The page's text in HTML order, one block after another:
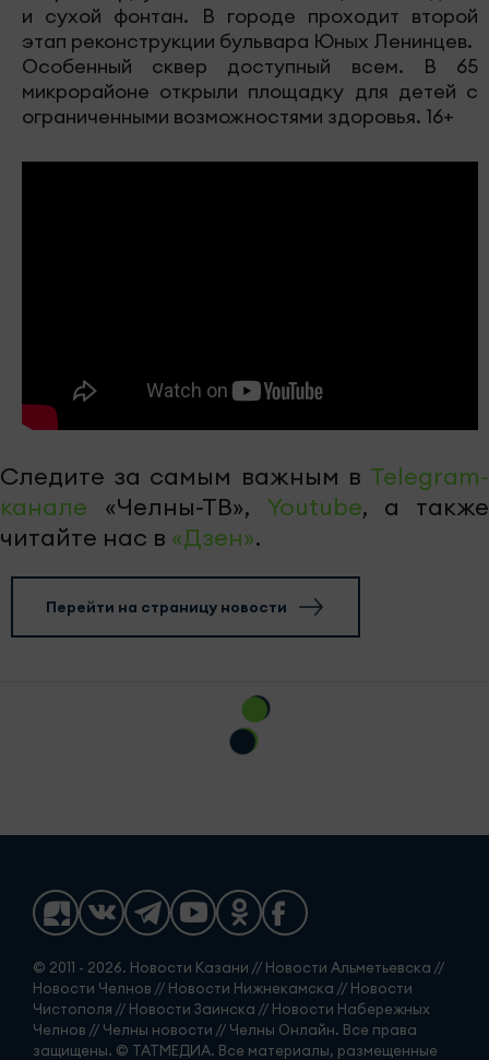
и сухой фонтан. В городе проходит второй
этап реконструкции бульвара Юных Ленинцев.
Особенный сквер доступный всем. В 65
микрорайоне открыли площадку для детей с
ограниченными возможностями здоровья. 16+
Следите за самым важным в Telegram-
канале «Челны-ТВ», Youtube, а также
читайте нас в «Дзен».
Перейти на страницу новости
© 2011 - 2026. Новости Казани // Новости Альметьевска //
Новости Челнов // Новости Нижнекамска // Новости
Чистополя // Новости Заинска // Новости Набережных
Челнов // Челны новости // Челны Онлайн. Все права
защищены. © ТАТМЕДИА. Все материалы, размещенные